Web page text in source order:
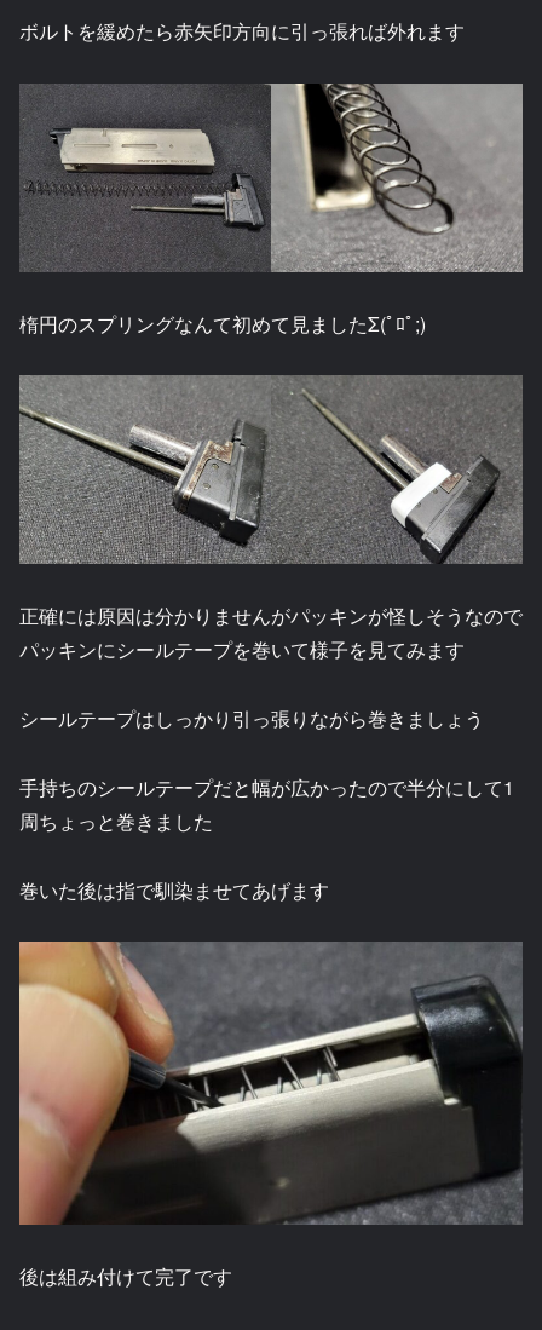
ボルトを緩めたら赤矢印方向に引っ張れば外れます
楕円のスプリングなんて初めて見ましたΣ(ﾟﾛﾟ;)
正確には原因は分かりませんがパッキンが怪しそうなので
パッキンにシールテープを巻いて様子を見てみます
シールテープはしっかり引っ張りながら巻きましょう
手持ちのシールテープだと幅が広かったので半分にして1
周ちょっと巻きました
巻いた後は指で馴染ませてあげます
後は組み付けて完了です